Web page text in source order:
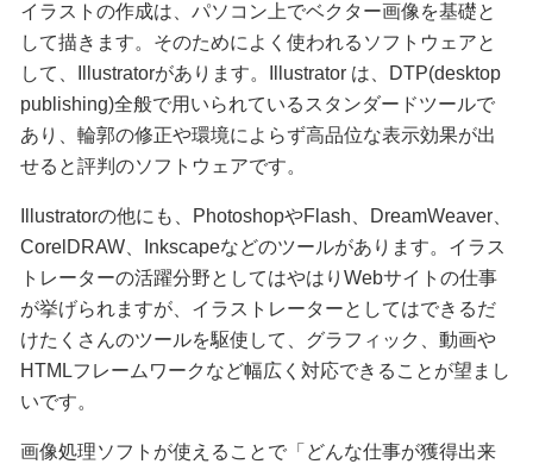
イラストの作成は、パソコン上でベクター画像を基礎と
して描きます。そのためによく使われるソフトウェアと
して、Illustratorがあります。Illustrator は、DTP(desktop
publishing)全般で用いられているスタンダードツールで
あり、輪郭の修正や環境によらず高品位な表示効果が出
せると評判のソフトウェアです。
Illustratorの他にも、PhotoshopやFlash、DreamWeaver、
CorelDRAW、Inkscapeなどのツールがあります。イラス
トレーターの活躍分野としてはやはりWebサイトの仕事
が挙げられますが、イラストレーターとしてはできるだ
けたくさんのツールを駆使して、グラフィック、動画や
HTMLフレームワークなど幅広く対応できることが望まし
いです。
画像処理ソフトが使えることで「どんな仕事が獲得出来